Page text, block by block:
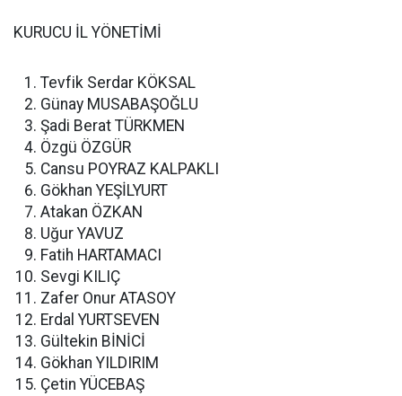
KURUCU İL YÖNETİMİ
Tevfik Serdar KÖKSAL
Günay MUSABAŞOĞLU
Şadi Berat TÜRKMEN
Özgü ÖZGÜR
Cansu POYRAZ KALPAKLI
Gökhan YEŞİLYURT
Atakan ÖZKAN
Uğur YAVUZ
Fatih HARTAMACI
Sevgi KILIÇ
Zafer Onur ATASOY
Erdal YURTSEVEN
Gültekin BİNİCİ
Gökhan YILDIRIM
Çetin YÜCEBAŞ